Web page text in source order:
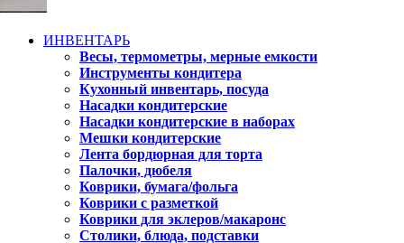
ИНВЕНТАРЬ
Весы, термометры, мерные емкости
Инструменты кондитера
Кухонный инвентарь, посуда
Насадки кондитерские
Насадки кондитерские в наборах
Мешки кондитерские
Лента бордюрная для торта
Палочки, дюбеля
Коврики, бумага/фольга
Коврики с разметкой
Коврики для эклеров/макаронс
Столики, блюда, подставки